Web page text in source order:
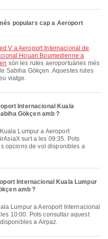
populars cap a Aeroport
Houari Boumedienne a
són les rutes aeroportuàries més
Sabiha Gökçen. Aquestes rutes
viatge.
Internacional Kuala
Gökçen amb ?
surt a les 09:35. Pots
opcions de vol disponibles a
Internacional Kuala Lumpur
amb ?
10:00. Pots consultar aquest
a Airpaz.